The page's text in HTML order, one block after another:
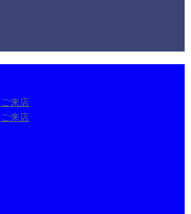
来店
来店